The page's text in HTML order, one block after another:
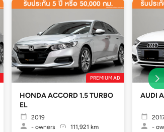
PREMIUM AD
HONDA ACCORD 1.5 TURBO
EL
2019
- owners
111,921 km
AUDI
-